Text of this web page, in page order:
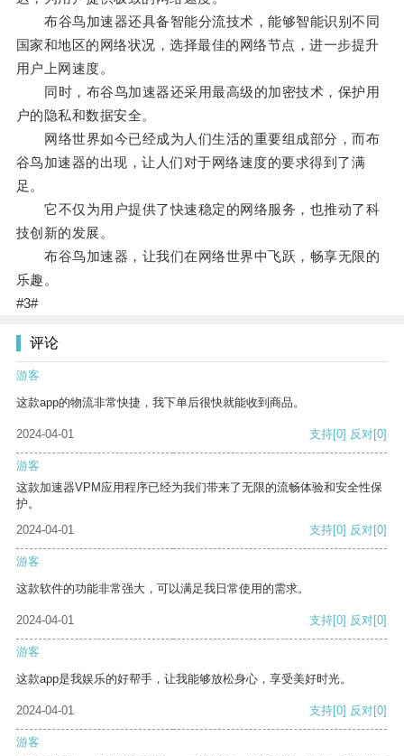
布谷鸟加速器还具备智能分流技术，能够智能识别不同
国家和地区的网络状况，选择最佳的网络节点，进一步提升
用户上网速度。
同时，布谷鸟加速器还采用最高级的加密技术，保护用
户的隐私和数据安全。
网络世界如今已经成为人们生活的重要组成部分，而布
谷鸟加速器的出现，让人们对于网络速度的要求得到了满
足。
它不仅为用户提供了快速稳定的网络服务，也推动了科
技创新的发展。
布谷鸟加速器，让我们在网络世界中飞跃，畅享无限的
乐趣。
#3#
评论
游客
这款app的物流非常快捷，我下单后很快就能收到商品。
2024-04-01 支持[0] 反对[0]
游客
这款加速器VPM应用程序已经为我们带来了无限的流畅体验和安全性保
护。
2024-04-01
支持[0] 反对[0]
游客
这款软件的功能非常强大，可以满足我日常使用的需求。
2024-04-01 支持[0] 反对[0]
游客
这款app是我娱乐的好帮手，让我能够放松身心，享受美好时光。
2024-04-01 支持[0] 反对[0]
游客